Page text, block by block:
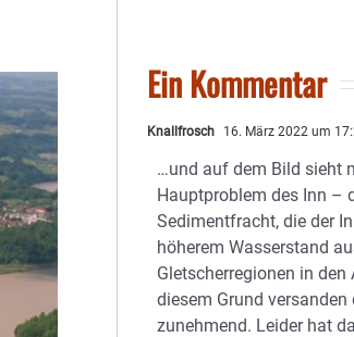
Ein Kommentar
Knallfrosch 16. März 2022 um
…und auf dem Bild sieht
Hauptproblem des Inn –
Sedimentfracht, die der
höherem Wasserstand
Gletscherregionen in
diesem Grund
zunehmend. Leider hat